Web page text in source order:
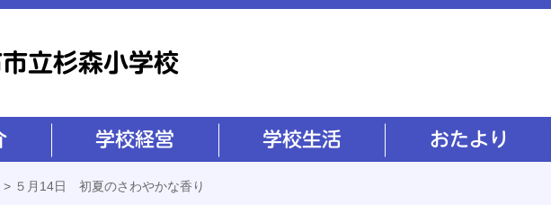
> ５月14日 初夏のさわやかな香り